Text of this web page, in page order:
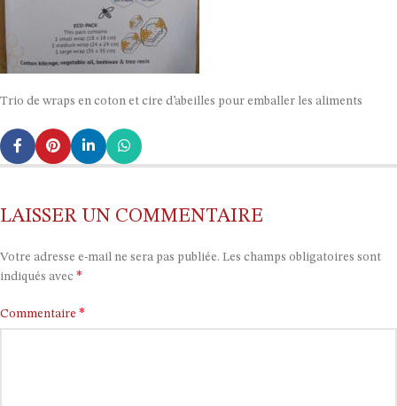
Trio de wraps en coton et cire d’abeilles pour emballer les aliments
LAISSER UN COMMENTAIRE
Votre adresse e-mail ne sera pas publiée. Les champs obligatoires sont
indiqués avec *
Commentaire *